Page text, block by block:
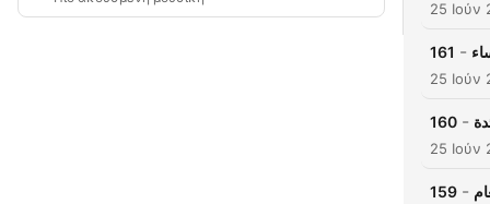
25 Ιούν
161 -
25 Ιούν
160 -
25 Ιούν
159 -